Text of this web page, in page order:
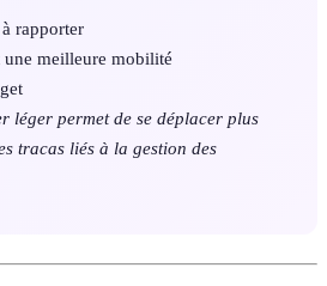
rapporter
une meilleure mobilité
léger permet de se déplacer plus
tracas liés à la gestion des